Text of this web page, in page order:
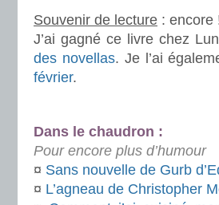
Souvenir de lecture : encore
J’ai gagné ce livre chez
des novellas. Je l’ai
février.
Dans le chaudron :
Pour encore plus d’humour
¤ Sans nouvelle de Gurb
¤ L’agneau de Christopher